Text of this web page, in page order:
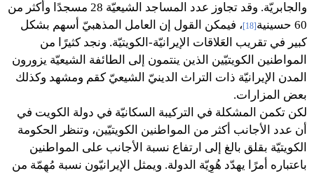
والجابريّة. وقد تجاوز عدد المساجد الشيعيّة 28 مسجدًا وأكثر من
60 حسينية
[18]
، فيمكن القول إن العامل المذهبيّ أسهم بشكل
كبير في تقريب العَلاقات الإيرانيّة-الكويتيّة. ونجد كثيرًا من
المواطنين الكويتيّين الذين ينتمون إلى الطائفة الشيعيّة يزورون
المدن الإيرانيّة ذات التراث الدينيّ الشيعيّ كقم ومشهد وكذلك
بعض المزارات.
لكن تكمن المشكلة في التركيبة السكانيّة في دولة الكويت في
أن عدد الأجانب أكثر من المواطنين الكويتيّين، وتنظر الحكومة
الكويتيّة بقلق بالغ إلى ارتفاع نسبة الأجانب على المواطنين
باعتباره أمرًا يهدّد هُوِيّة الدولة. ويمثل الإيرانيّون نسبة مُهِمّة من